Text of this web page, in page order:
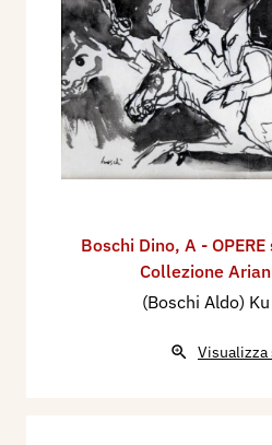
Boschi Dino, A -
Collezione
(Boschi Aldo)
Visualizza